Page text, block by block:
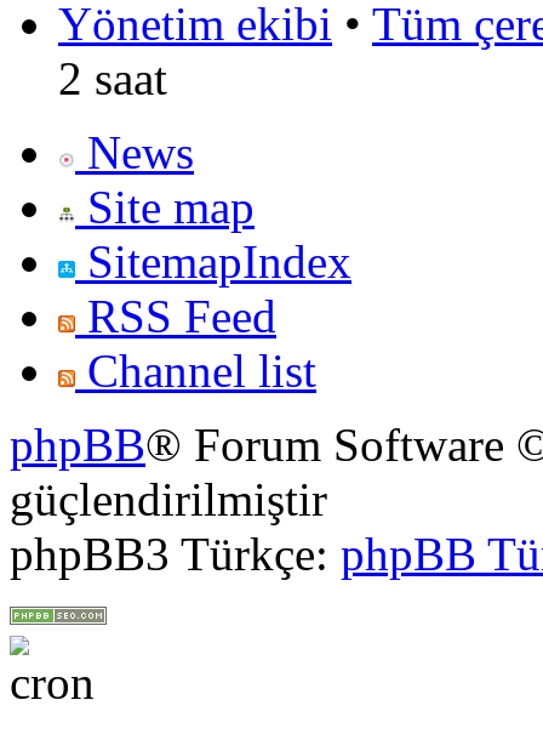
Yönetim ekibi • Tüm
2 saat
News
Site map
SitemapIndex
RSS Feed
Channel list
phpBB® Forum Software
güçlendirilmiştir
phpBB3 Türkçe: phpBB